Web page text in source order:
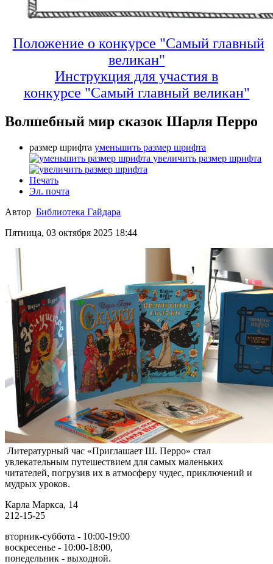
Положение о конкурсе "Самый главный
великан"
Инструкция для участия в
конкурсе "Самый главный великан"
Волшебный мир сказок Шарля Перро
размер шрифта уменьшить размер шрифта
увеличить размер шрифта
Печать
Эл. почта
Автор Библиотека Гайдара
Пятница, 03 октября 2025 18:44
Литературный час «Приглашает Ш. Перро» стал
увлекательным путешествием для самых маленьких
читателей, погрузив их в атмосферу чудес, приключений и
мудрых уроков.
Карла Маркса, 14
212-15-25
вторник-суббота - 10:00-19:00
воскресенье - 10:00-18:00,
понедельник - выходной.